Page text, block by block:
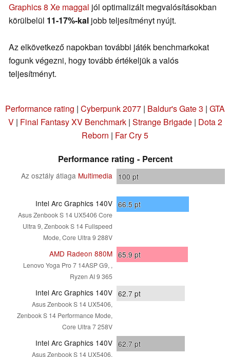
Graphics 8 Xe maggal jól optimalizált megvalósításokban
körülbelül 11-17%-kal jobb teljesítményt nyújt.
Az elkövetkező napokban további játék benchmarkokat
fogunk végezni, hogy tovább értékeljük a valós
teljesítményt.
Performance rating | Cyberpunk 2077 | Baldur's Gate 3 | GTA
V| Final Fantasy XV Benchmark| Strange Brigade| Dota 2
Reborn | Far Cry 5
Performance rating - Percent
Az osztály átlaga Multimedia 100 pt
Intel Arc Graphics 140V
Asus Zenbook S 14 UX5406 Core
Ultra 9, Zenbook S 14 Fullspeed
Mode, Core Ultra 9 288V
66.5pt
AMD Radeon 880M
Lenovo Yoga Pro 7 14ASP G9, ,
Ryzen AI 9 365
65.9 pt
Intel Arc Graphics 140V
Asus Zenbook S 14 UX5406,
Zenbook S 14 Performance Mode,
Core Ultra 7 258V
62.7 pt
Intel Arc Graphics 140V
Asus Zenbook S 14 UX5406,
62.7 pt